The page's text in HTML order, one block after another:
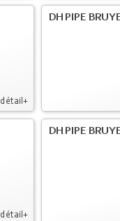
détail+
DH PIPE
détail+
DH PIPE